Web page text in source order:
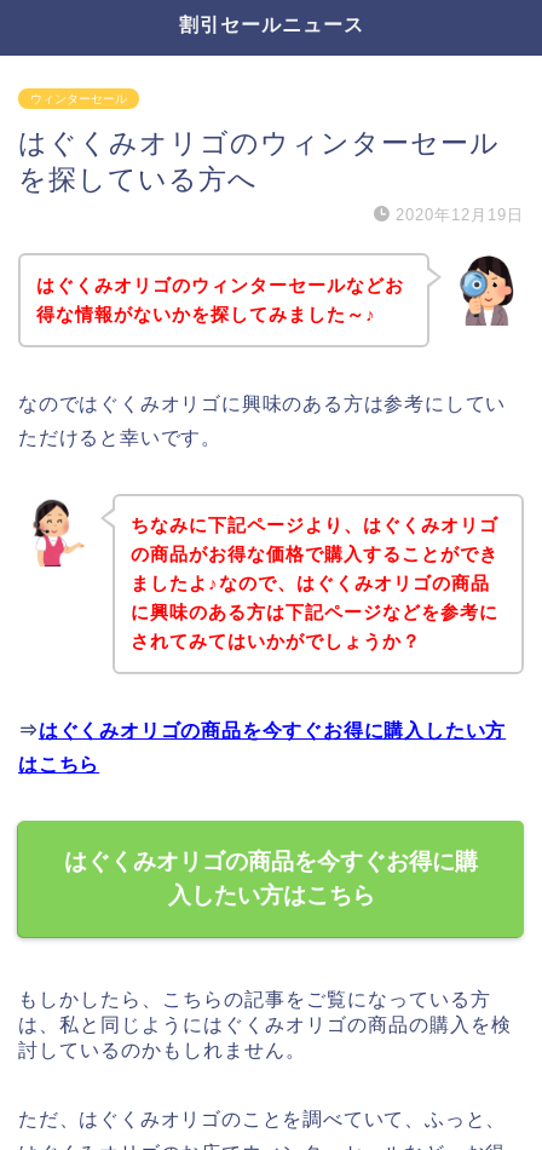
割引セールニュース
ウィンターセール
はぐくみオリゴのウィンターセール
を探している方へ
2020年12月19日
はぐくみオリゴのウィンターセールなどお
得な情報がないかを探してみました～♪
なのではぐくみオリゴに興味のある方は参考にしてい
ただけると幸いです。
ちなみに下記ページより、はぐくみオリゴ
の商品がお得な価格で購入することができ
ましたよ♪なので、はぐくみオリゴの商品
に興味のある方は下記ページなどを参考に
されてみてはいかがでしょうか？
⇒はぐくみオリゴの商品を今すぐお得に購入したい方
はこちら
はぐくみオリゴの商品を今すぐお得に購
入したい方はこちら
もしかしたら、こちらの記事をご覧になっている方
は、私と同じようにはぐくみオリゴの商品の購入を検
討しているのかもしれません。
ただ、はぐくみオリゴのことを調べていて、ふっと、